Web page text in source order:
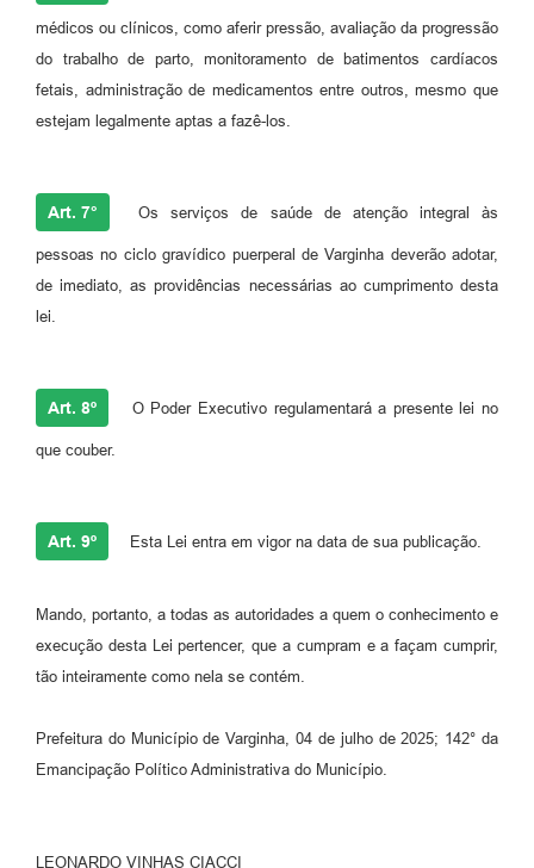
médicos ou clínicos, como aferir pressão, avaliação da progressão
do trabalho de parto, monitoramento de batimentos cardíacos
fetais, administração de medicamentos entre outros, mesmo que
estejam legalmente aptas a fazê-los.
Art. 7° Os serviços de saúde de atenção integral às
pessoas no ciclo gravídico puerperal de Varginha deverão adotar,
de imediato, as providências necessárias ao cumprimento desta
lei.
Art. 8º O Poder Executivo regulamentará a presente lei no
que couber.
Art. 9º Esta Lei entra em vigor na data de sua publicação.
Mando, portanto, a todas as autoridades a quem o conhecimento e
execução desta Lei pertencer, que a cumpram e a façam cumprir,
tão inteiramente como nela se contém.
Prefeitura do Município de Varginha, 04 de julho de 2025; 142° da
Emancipação Político Administrativa do Município.
LEONARDO VINHAS CIACCI